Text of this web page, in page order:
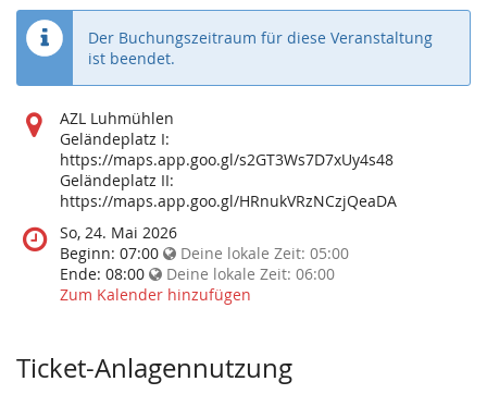
Der Buchungszeitraum für diese Veranstaltung
ist beendet.
Wo
findet
diese
Veranstaltung
statt?
AZL Luhmühlen
Geländeplatz I:
https://maps.app.goo.gl/s2GT3Ws7D7xUy4s48
Geländeplatz II:
https://maps.app.goo.gl/HRnukVRzNCzjQeaDA
Wann
findet
diese
Veranstaltung
So, 24. Mai 2026
Beginn: 07:00 Deine lokale Zeit: 05:00
Ende: 08:00 Deine lokale Zeit: 06:00
Zum Kalender hinzufügen
Ticket-Anlagennutzung